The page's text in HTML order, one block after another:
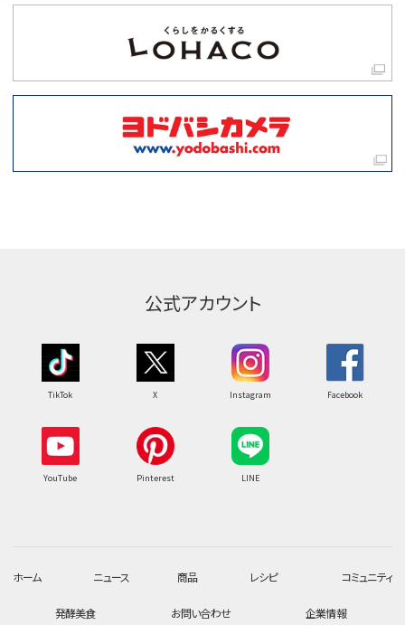
公式アカウント
TikTok X Instagram Facebook
YouTube Pinterest LINE
ホーム ニュース 商品 レシピ コミュニティ
発酵美食 お問い合わせ 企業情報